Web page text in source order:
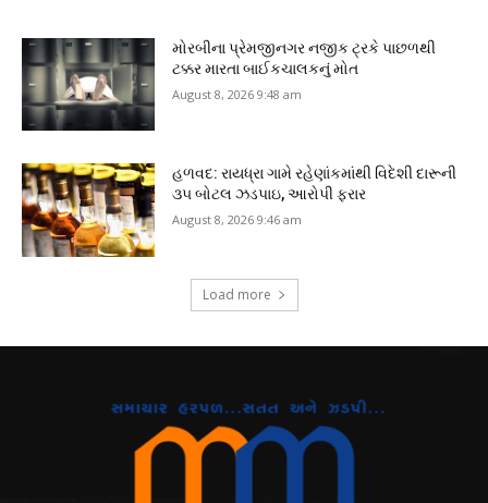
મોરબીના પ્રેમજીનગર નજીક ટ્રકે પાછળથી
ટક્કર મારતા બાઈકચાલકનું મોત
August 8, 2026 9:48 am
હળવદ: રાયધ્રા ગામે રહેણાંકમાંથી વિદેશી દારૂની
૩૫ બોટલ ઝડપાઇ, આરોપી ફરાર
August 8, 2026 9:46 am
Load more